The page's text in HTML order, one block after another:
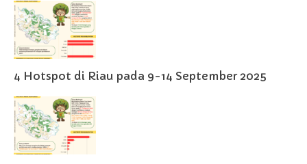
4 Hotspot di Riau pada 9-14 September 2025